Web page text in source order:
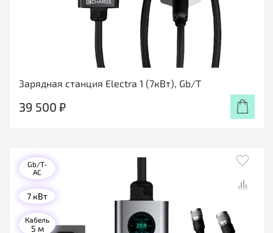
Зарядная станция Electra 1 (7кВт), Gb/T
39 500 ₽
Gb/T-
AC
7 кВт
Кабель
5 м